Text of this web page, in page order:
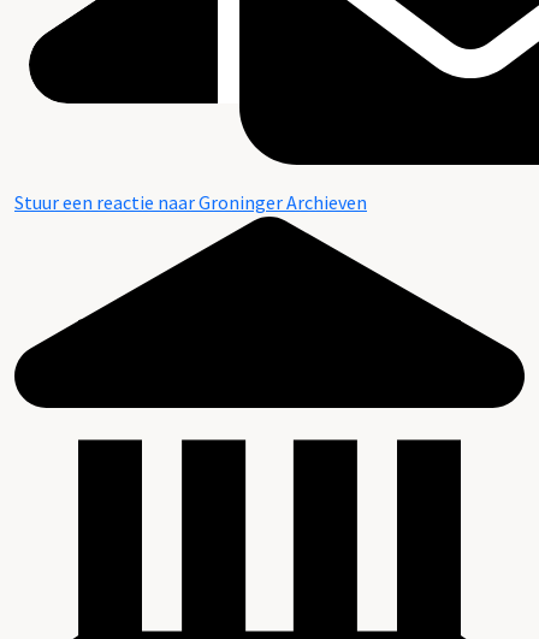
Stuur een reactie naar Groninger Archieven